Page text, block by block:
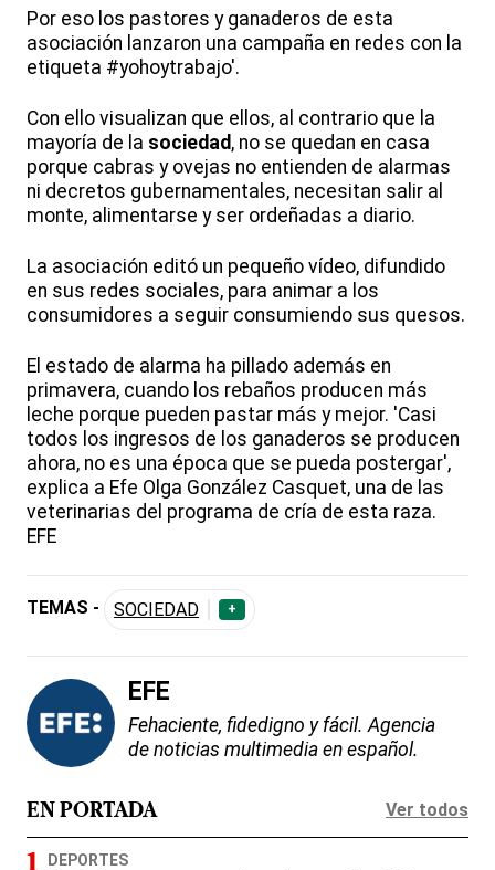
Por eso los pastores y ganaderos de esta
asociación lanzaron una campaña en redes con la
etiqueta #yohoytrabajo'.
Con ello visualizan que ellos, al contrario que la
mayoría de la sociedad, no se quedan en casa
porque cabras y ovejas no entienden de alarmas
ni decretos gubernamentales, necesitan salir al
monte, alimentarse y ser ordeñadas a diario.
La asociación editó un pequeño vídeo, difundido
en sus redes sociales, para animar a los
consumidores a seguir consumiendo sus quesos.
El estado de alarma ha pillado además en
primavera, cuando los rebaños producen más
leche porque pueden pastar más y mejor. 'Casi
todos los ingresos de los ganaderos se producen
ahora, no es una época que se pueda postergar',
explica a Efe Olga González Casquet, una de las
veterinarias del programa de cría de esta raza.
EFE
TEMAS - SOCIEDAD +
EFE
Fehaciente, fidedigno y fácil. Agencia
de noticias multimedia en español.
EN PORTADA Ver todos
DEPORTES